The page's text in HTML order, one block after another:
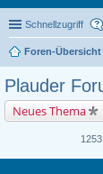
Schnellzugriff
Foren-Übersicht
Plauder
Neues Thema